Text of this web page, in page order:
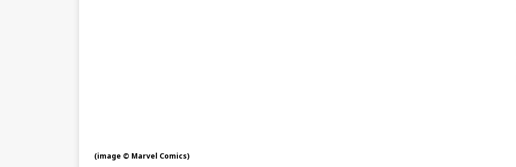
(image © Marvel Comics)